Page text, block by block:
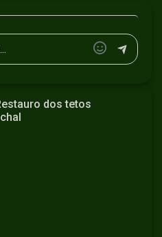
dos tetos